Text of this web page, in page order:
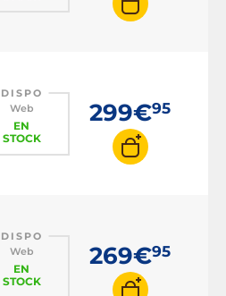
DISPO
Web
EN
STOCK
299€95
DISPO
Web
EN
STOCK
269€95